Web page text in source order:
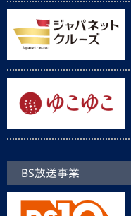
BS放送事業